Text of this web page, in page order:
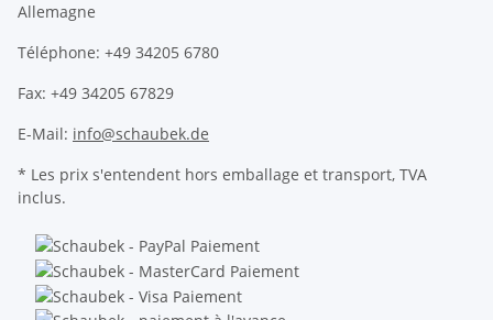
Allemagne
Téléphone: +49 34205 6780
Fax: +49 34205 67829
E-Mail: info@schaubek.de
* Les prix s'entendent hors emballage et transport, TVA
inclus.